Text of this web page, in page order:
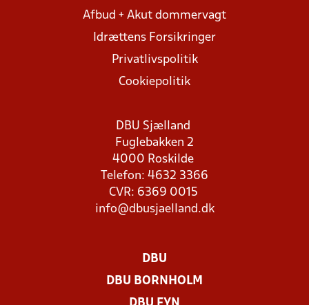
Afbud + Akut dommervagt
Idrættens Forsikringer
Privatlivspolitik
Cookiepolitik
DBU Sjælland
Fuglebakken 2
4000 Roskilde
Telefon: 4632 3366
CVR: 6369 0015
info@dbusjaelland.dk
DBU
DBU BORNHOLM